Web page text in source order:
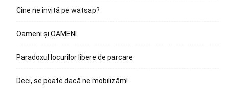
Cine ne invită pe watsap?
Oameni și OAMENI
Paradoxul locurilor libere de parcare
Deci, se poate dacă ne mobilizăm!